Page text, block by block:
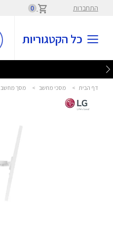
התחברות 0
כל הקטגוריות
דף הבית > מסכי מחשב > מסך מחשב ‎31.5"‎ 32U889SA-W אל ג'י - LG